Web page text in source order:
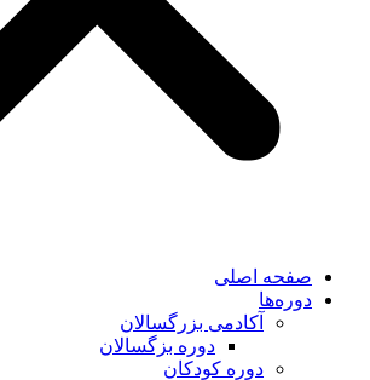
صفحه اصلی
دوره‌ها
آکادمی بزرگسالان
دوره بزگسالان
دوره کودکان